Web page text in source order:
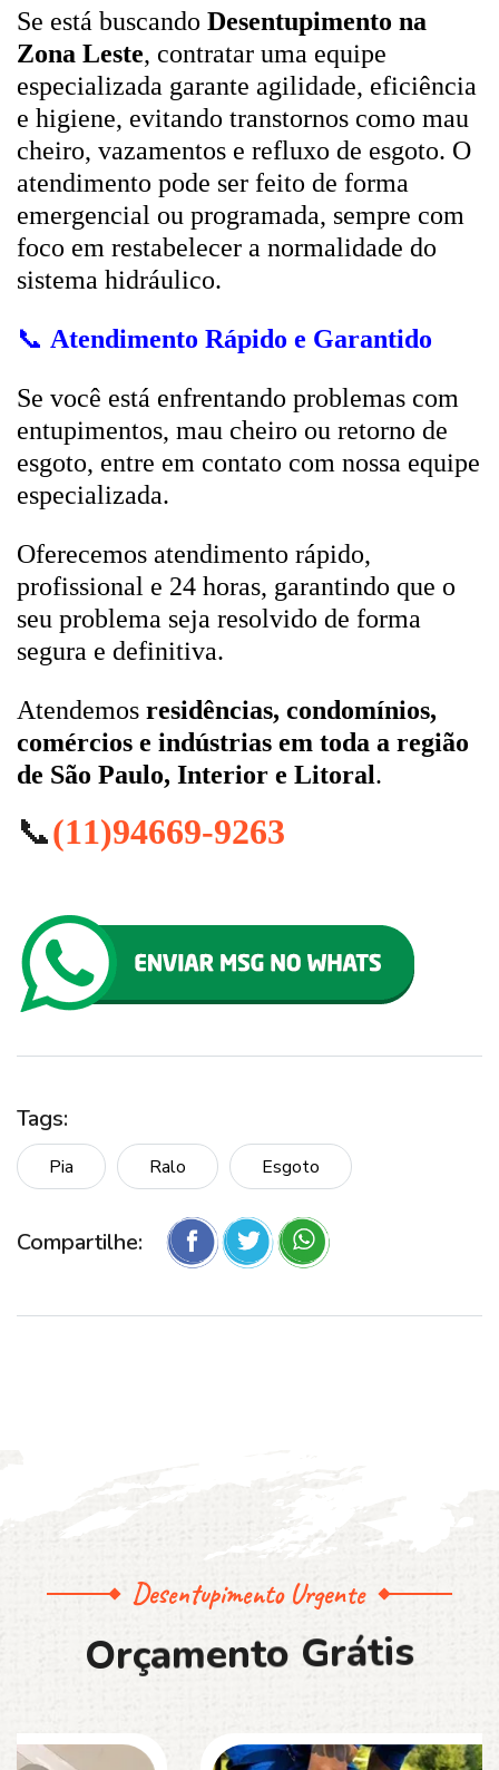
Se está buscando Desentupimento na
Zona Leste, contratar uma equipe
especializada garante agilidade, eficiência
e higiene, evitando transtornos como mau
cheiro, vazamentos e refluxo de esgoto. O
atendimento pode ser feito de forma
emergencial ou programada, sempre com
foco em restabelecer a normalidade do
sistema hidráulico.
📞 Atendimento Rápido e Garantido
Se você está enfrentando problemas com
entupimentos, mau cheiro ou retorno de
esgoto, entre em contato com nossa equipe
especializada.
Oferecemos atendimento rápido,
profissional e 24 horas, garantindo que o
seu problema seja resolvido de forma
segura e definitiva.
Atendemos residências, condomínios,
comércios e indústrias em toda a região
de São Paulo, Interior e Litoral.
📞(11)94669-9263
Tags:
Pia Ralo Esgoto
Compartilhe:
Desentupimento Urgente
Orçamento Grátis